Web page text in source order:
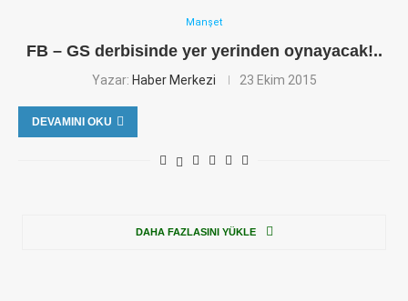
Manşet
FB – GS derbisinde yer yerinden oynayacak!..
Yazar: Haber Merkezi 23 Ekim 2015
DEVAMINI OKU
DAHA FAZLASINI YÜKLE